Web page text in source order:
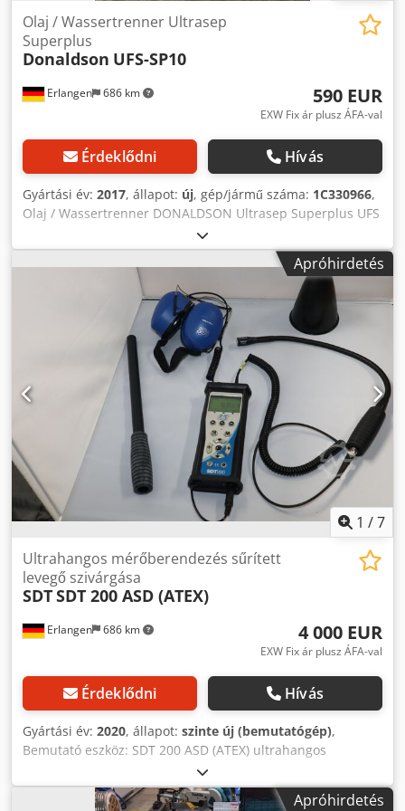
Erlangen 686 km
Olaj / Wassertrenner Ultrasep
Superplus
Donaldson UFS-SP10
590 EUR
EXW Fix ár plusz ÁFA-val
Érdeklődni Hívás
Gyártási év: 2017, állapot: új, gép/jármű száma: 1C330966,
Olaj / Wassertrenner DONALDSON Ultrasep Superplus UFS
SP10Nominale kompresszor teljesítménye (1 bar abszolút
értékre és 20 ° C-ra, a kompresszor és kenőanyag típusától
függően): 250 m³ / h Csatlakozás: G 1 "Tartály térfogata: 50
liter Voradsorbers térfogata : 3,2 liter EFF térfogata
Aktívszén adszorber: 8 liter Dodpfxedbwf Ij Amrjkr
Apróhirdetés
1 /7
Erlangen 686 km
Ultrahangos mérőberendezés sűrített
levegő szivárgása
SDTSDT 200 ASD (ATEX)
4 000 EUR
EXW Fix ár plusz ÁFA-val
Érdeklődni Hívás
Gyártási év: 2020, állapot: szinte új (bemutatógép),
Bemutató eszköz: SDT 200 ASD (ATEX) ultrahangos
többfunkciós érzékelőkészlet. A következőkből áll: 1 x SDT
200 (ATEX) vevő digitális kijelzővel (numerikus). statikus
csúcsérték érzékeléshez, elemblokkal együtt. Dsdpfxspyg
Apróhirdetés